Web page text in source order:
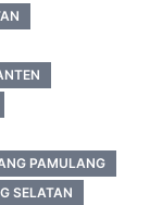
PAMULANG
SELATAN